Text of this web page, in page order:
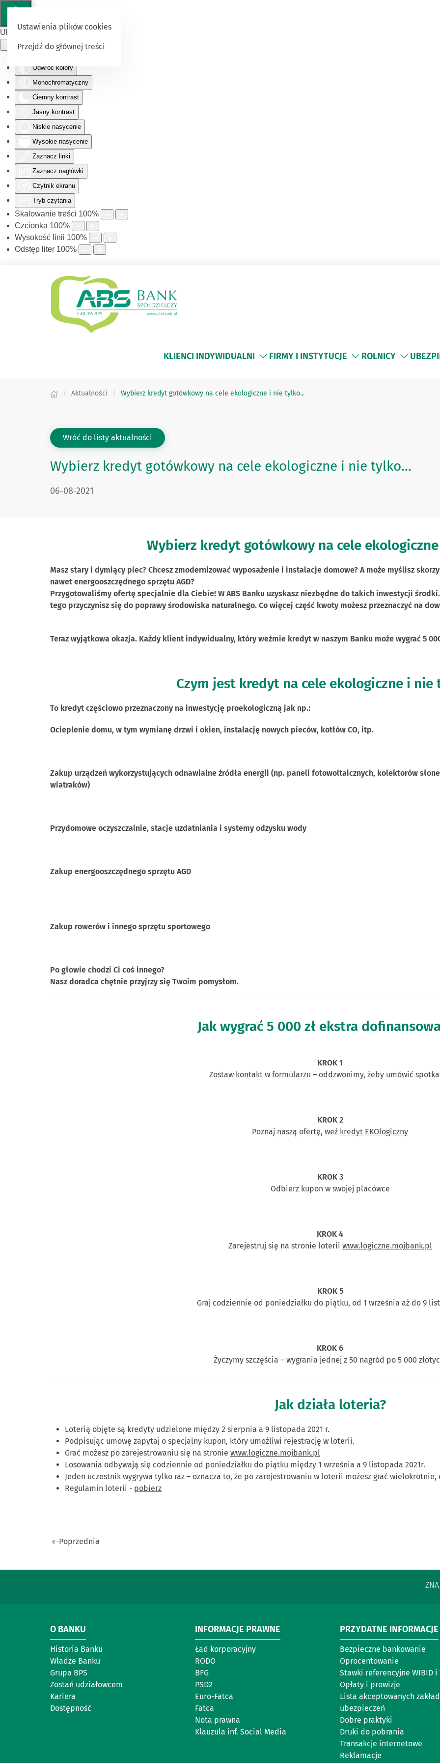
Ułatwienia dostępu
Odwróć kolory
Monochromatyczny
Ciemny kontrast
Jasny kontrast
Niskie nasycenie
Wysokie nasycenie
Zaznacz linki
Zaznacz nagłówki
Czytnik ekranu
Tryb czytania
Skalowanie treści 100%
Czcionka 100%
Wysokość linii 100%
Odstęp liter 100%
Ustawienia plików cookies
Przejdź do głównej treści
KLIENCI INDYWIDUALNI FIRMY I INSTYTUCJE ROLNICY
Aktualności Wybierz kredyt gotówkowy na cele ekologiczne i nie tylko...
Wróć do listy aktualności
Wybierz kredyt gotówkowy na cele ekologiczne i nie tylko...
DATA PUBLIKACJI:
06-08-2021
Wybierz kredyt gotówkowy na cele
Masz stary i dymiący piec? Chcesz zmodernizować wyposażenie i instalacje domowe? A może myślisz
nawet energooszczędnego sprzętu AGD?
Przygotowaliśmy ofertę specjalnie dla Ciebie! W ABS Banku uzyskasz niezbędne do takich inwestycji
tego przyczynisz się do poprawy środowiska naturalnego. Co więcej część kwoty możesz przeznaczyć na
Teraz wyjątkowa okazja. Każdy klient indywidualny, który weźmie kredyt w naszym Banku może wygrać 5
Czym jest kredyt na cele ekologiczne i nie
To kredyt częściowo przeznaczony na inwestycję proekologiczną jak np.:
Ocieplenie domu, w tym wymianę drzwi i okien, instalację nowych pieców, kotłów CO, itp.
Zakup urządzeń wykorzystujących odnawialne źródła energii (np. paneli fotowoltaicznych, kolektorów
wiatraków)
Przydomowe oczyszczalnie, stacje uzdatniania i systemy odzysku wody
Zakup energooszczędnego sprzętu AGD
Zakup rowerów i innego sprzętu sportowego
Po głowie chodzi Ci coś innego?
Nasz doradca chętnie przyjrzy się Twoim pomysłom.
Jak wygrać 5 000 zł ekstra
KROK 1
Zostaw kontakt w formularzu – oddzwonimy, żeby umówić
KROK 2
Poznaj naszą ofertę, weź kredyt EKOlogiczny
KROK 3
Odbierz kupon w swojej placówce
KROK 4
Zarejestruj się na stronie loterii www.logiczne.mojbank.pl
KROK 5
Graj codziennie od poniedziałku do piątku, od 1 września aż do 9
KROK 6
Życzymy szczęścia – wygrania jednej z 50 nagród po 5 000
Jak działa loteria?
Loterią objęte są kredyty udzielone między 2 sierpnia a 9 listopada 2021 r.
Podpisując umowę zapytaj o specjalny kupon, który umożliwi rejestrację w loterii.
Grać możesz po zarejestrowaniu się na stronie www.logiczne.mojbank.pl
Losowania odbywają się codziennie od poniedziałku do piątku między 1 września a 9 listopada 2021r.
Jeden uczestnik wygrywa tylko raz – oznacza to, że po zarejestrowaniu w loterii możesz grać wielokrotnie,
Regulamin loterii - pobierz
Poprzednia
O BANKU
Historia Banku
Władze Banku
Grupa BPS
Zostań udziałowcem
Kariera
Dostępność
INFORMACJE PRAWNE
Ład korporacyjny
RODO
BFG
PSD2
Euro-Fatca
Fatca
Nota prawna
Klauzula inf. Social Media
PRZYDATNE INFORMACJE
Bezpieczne bankowanie
Oprocentowanie
Stawki referencyjne WIBID i
Opłaty i prowizje
Lista akceptowanych
ubezpieczeń
Dobre praktyki
Druki do pobrania
Transakcje internetowe
Reklamacje